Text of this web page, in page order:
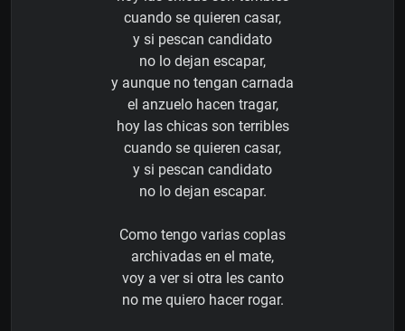
cuando se quieren casar,
y si pescan candidato
no lo dejan escapar,
y aunque no tengan carnada
el anzuelo hacen tragar,
hoy las chicas son terribles
cuando se quieren casar,
y si pescan candidato
no lo dejan escapar.
Como tengo varias coplas
archivadas en el mate,
voy a ver si otra les canto
no me quiero hacer rogar.